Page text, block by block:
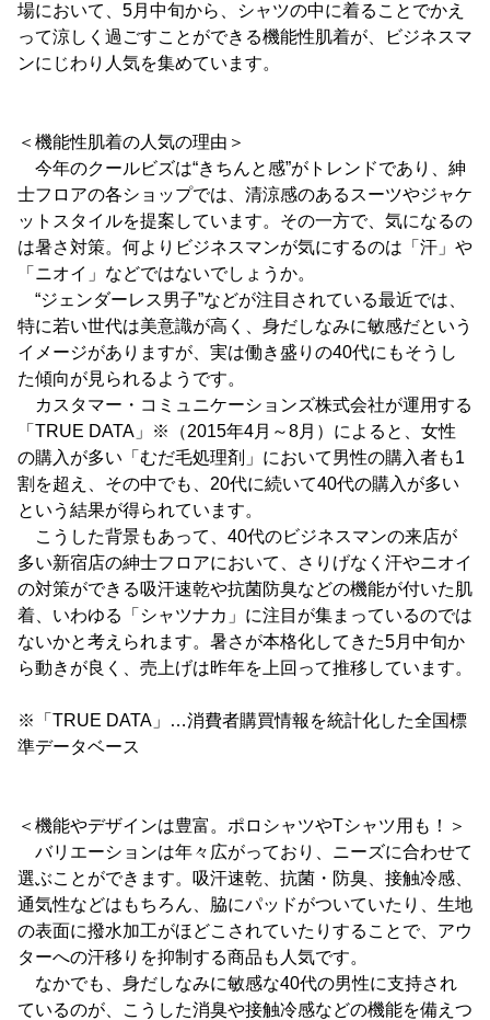
場において、5月中旬から、シャツの中に着ることでかえ
って涼しく過ごすことができる機能性肌着が、ビジネスマ
ンにじわり人気を集めています。
＜機能性肌着の人気の理由＞
今年のクールビズは“きちんと感”がトレンドであり、紳
士フロアの各ショップでは、清涼感のあるスーツやジャケ
ットスタイルを提案しています。その一方で、気になるの
は暑さ対策。何よりビジネスマンが気にするのは「汗」や
「ニオイ」などではないでしょうか。
“ジェンダーレス男子”などが注目されている最近では、
特に若い世代は美意識が高く、身だしなみに敏感だという
イメージがありますが、実は働き盛りの40代にもそうし
た傾向が見られるようです。
カスタマー・コミュニケーションズ株式会社が運用する
「TRUE DATA」※（2015年4月～8月）によると、女性
の購入が多い「むだ毛処理剤」において男性の購入者も1
割を超え、その中でも、20代に続いて40代の購入が多い
という結果が得られています。
こうした背景もあって、40代のビジネスマンの来店が
多い新宿店の紳士フロアにおいて、さりげなく汗やニオイ
の対策ができる吸汗速乾や抗菌防臭などの機能が付いた肌
着、いわゆる「シャツナカ」に注目が集まっているのでは
ないかと考えられます。暑さが本格化してきた5月中旬か
ら動きが良く、売上げは昨年を上回って推移しています。
※「TRUE DATA」…消費者購買情報を統計化した全国標
準データベース
＜機能やデザインは豊富。ポロシャツやTシャツ用も！＞
バリエーションは年々広がっており、ニーズに合わせて
選ぶことができます。吸汗速乾、抗菌・防臭、接触冷感、
通気性などはもちろん、脇にパッドがついていたり、生地
の表面に撥水加工がほどこされていたりすることで、アウ
ターへの汗移りを抑制する商品も人気です。
なかでも、身だしなみに敏感な40代の男性に支持され
ているのが、こうした消臭や接触冷感などの機能を備えつ